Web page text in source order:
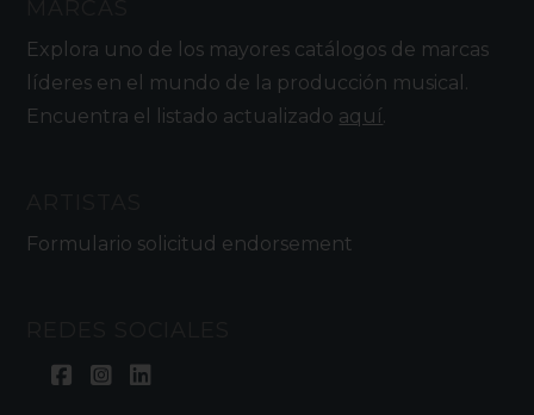
Explora uno de los mayores catálogos de marcas
líderes en el mundo de la producción musical.
Encuentra el listado actualizado aquí.
Formulario solicitud endorsement